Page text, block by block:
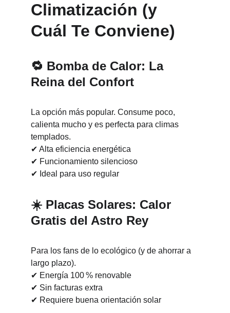
Climatización (y
Cuál Te Conviene)
🔁 Bomba de Calor: La
Reina del Confort
La opción más popular. Consume poco,
calienta mucho y es perfecta para climas
templados.
✔ Alta eficiencia energética
✔ Funcionamiento silencioso
✔ Ideal para uso regular
☀️ Placas Solares: Calor
Gratis del Astro Rey
Para los fans de lo ecológico (y de ahorrar a
largo plazo).
✔ Energía 100 % renovable
✔ Sin facturas extra
✔ Requiere buena orientación solar